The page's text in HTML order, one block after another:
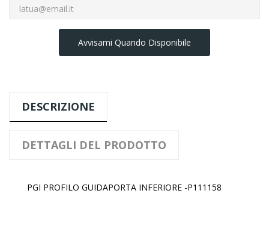
Avvisami Quando Disponibile
DESCRIZIONE
DETTAGLI DEL PRODOTTO
PGI PROFILO GUIDAPORTA INFERIORE -P111158